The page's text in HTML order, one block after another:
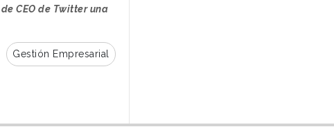
CEO de Twitter una
Gestión Empresarial